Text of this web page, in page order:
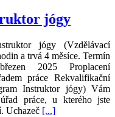
jógy
jógy (Vzdělávací
a trvá 4 měsíce. Termín
2025 Proplacení
práce Rekvalifikační
Instruktor jógy) Vám
práce, u kterého jste
Uchazeč [...]